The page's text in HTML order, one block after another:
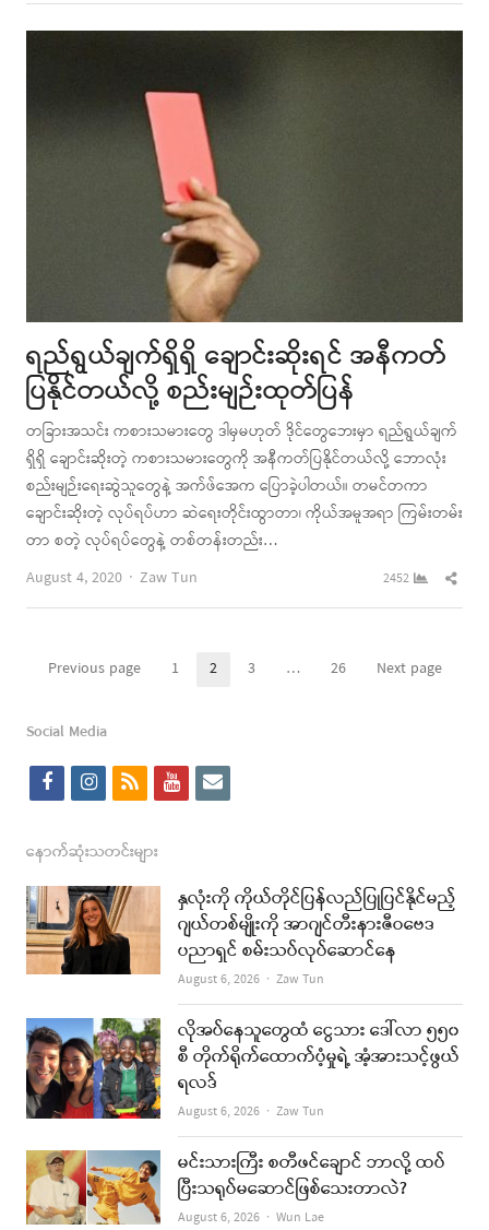
ရည်ရွယ်ချက်ရှိရှိ ချောင်းဆိုးရင် အနီကတ်
ပြနိုင်တယ်လို့ စည်းမျဉ်းထုတ်ပြန်
တခြားအသင်း ကစားသမားတွေ ဒါမှမဟုတ် ဒိုင်တွေဘေးမှာ ရည်ရွယ်ချက်
ရှိရှိ ချောင်းဆိုးတဲ့ ကစားသမားတွေကို အနီကတ်ပြနိုင်တယ်လို့ ဘောလုံး
စည်းမျဉ်းရေးဆွဲသူတွေနဲ့ အက်ဖ်အေက ပြောခဲ့ပါတယ်။ တမင်တကာ
ချောင်းဆိုးတဲ့ လုပ်ရပ်ဟာ ဆဲရေးတိုင်းထွာတာ၊ ကိုယ်အမူအရာ ကြမ်းတမ်း
တာ စတဲ့ လုပ်ရပ်တွေနဲ့ တစ်တန်းတည်း…
August 4, 2020
Author
Zaw Tun 2452
Posts
Previous page Page
1 Page
2 Page
3 … Page
26 Next page
Social Media
f
c
e
b
o
k
i
s
t
a
g
a
m
r
s
y
t
u
b
e
e
i
l
နောက်ဆုံးသတင်းများ
နှလုံးကို ကိုယ်တိုင်ပြန်လည်ပြုပြင်နိုင်မည့်
ဂျယ်တစ်မျိုးကို အာဂျင်တီးနားဇီဝဗေဒ
ပညာရှင် စမ်းသပ်လုပ်ဆောင်နေ
August 6, 2026 Author
Zaw Tun
လိုအပ်နေသူတွေထံ ငွေသား ဒေါ်လာ ၅၅၀
စီ တိုက်ရိုက်ထောက်ပံ့မှုရဲ့ အံ့အားသင့်ဖွယ်
ရလဒ်
August 6, 2026 Author
Zaw Tun
မင်းသားကြီး စတီဖင်ချောင် ဘာလို့ ထပ်
ပြီးသရုပ်မဆောင်ဖြစ်သေးတာလဲ?
August 6, 2026 Author
Wun Lae